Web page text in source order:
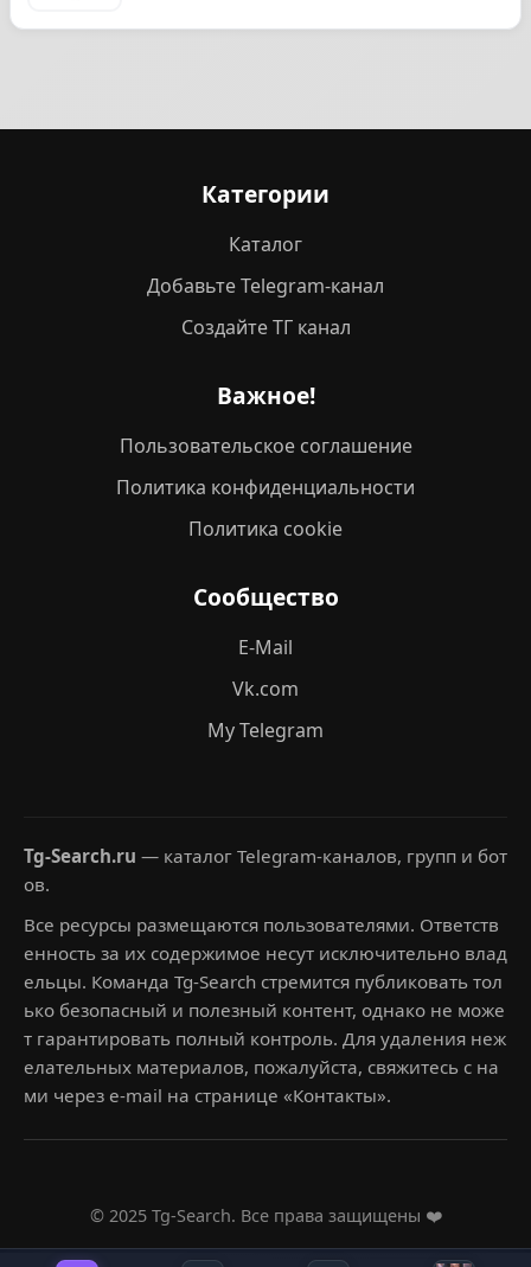
Категории
Каталог
Добавьте Telegram-канал
Создайте ТГ канал
Важное!
Пользовательское соглашение
Политика конфиденциальности
Политика cookie
Сообщество
E-Mail
Vk.com
My Telegram
Tg-Search.ru — каталог Telegram-каналов, групп и бот
ов.
Все ресурсы размещаются пользователями. Ответств
енность за их содержимое несут исключительно влад
ельцы. Команда Tg-Search стремится публиковать тол
ько безопасный и полезный контент, однако не може
т гарантировать полный контроль. Для удаления неж
елательных материалов, пожалуйста, свяжитесь с на
ми через e-mail на странице «Контакты».
© 2025 Tg-Search. Все права защищены ❤️